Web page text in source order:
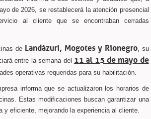
de 2026, se restablecerá la atención presencial
al cliente que se encontraban cerradas
de Landázuri, Mogotes y Rionegro, su
entre la semana del 11 al 15 de mayo de
operativas requeridas para su habilitación.
informa que se actualizaron los horarios de
Estas modificaciones buscan garantizar una
y eficiente, mejorando la experiencia al cliente.